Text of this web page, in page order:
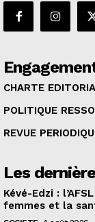
CHARTE
POLITIQUE
REVUE
Les
Kévé-Edzi :
femmes et la